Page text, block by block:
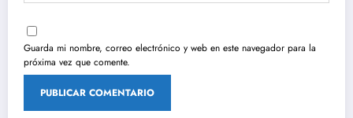
Guarda mi nombre, correo electrónico y web en este navegador para la
próxima vez que comente.